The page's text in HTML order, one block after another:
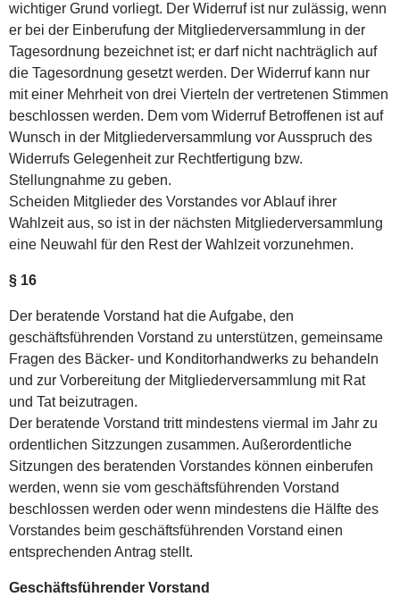
wichtiger Grund vorliegt. Der Widerruf ist nur zulässig, wenn
er bei der Einberufung der Mitgliederversammlung in der
Tagesordnung bezeichnet ist; er darf nicht nachträglich auf
die Tagesordnung gesetzt werden. Der Widerruf kann nur
mit einer Mehrheit von drei Vierteln der vertretenen Stimmen
beschlossen werden. Dem vom Widerruf Betroffenen ist auf
Wunsch in der Mitgliederversammlung vor Ausspruch des
Widerrufs Gelegenheit zur Rechtfertigung bzw.
Stellungnahme zu geben.
Scheiden Mitglieder des Vorstandes vor Ablauf ihrer
Wahlzeit aus, so ist in der nächsten Mitgliederversammlung
eine Neuwahl für den Rest der Wahlzeit vorzunehmen.
§ 16
Der beratende Vorstand hat die Aufgabe, den
geschäftsführenden Vorstand zu unterstützen, gemeinsame
Fragen des Bäcker- und Konditorhandwerks zu behandeln
und zur Vorbereitung der Mitgliederversammlung mit Rat
und Tat beizutragen.
Der beratende Vorstand tritt mindestens viermal im Jahr zu
ordentlichen Sitzzungen zusammen. Außerordentliche
Sitzungen des beratenden Vorstandes können einberufen
werden, wenn sie vom geschäftsführenden Vorstand
beschlossen werden oder wenn mindestens die Hälfte des
Vorstandes beim geschäftsführenden Vorstand einen
entsprechenden Antrag stellt.
Geschäftsführender Vorstand